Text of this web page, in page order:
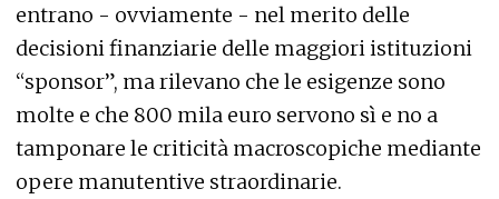
entrano - ovviamente - nel merito delle
decisioni finanziarie delle maggiori istituzioni
“sponsor”, ma rilevano che le esigenze sono
molte e che 800 mila euro servono sì e no a
tamponare le criticità macroscopiche mediante
opere manutentive straordinarie.